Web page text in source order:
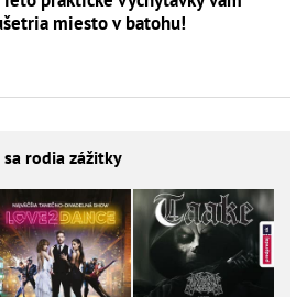
miesto v batohu!
sa rodia zážitky